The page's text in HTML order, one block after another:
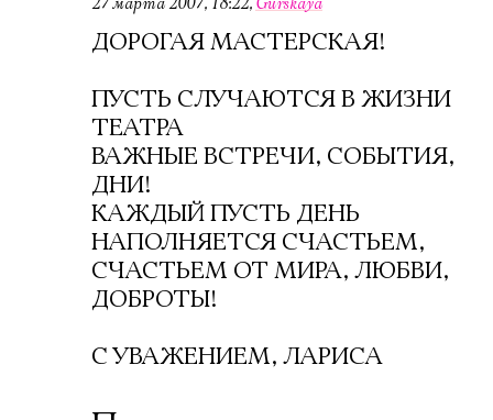
ДОРОГАЯ МАСТЕРСКАЯ!
ПУСТЬ СЛУЧАЮТСЯ В ЖИЗНИ
ТЕАТРА
ВАЖНЫЕ ВСТРЕЧИ, СОБЫТИЯ,
ДНИ!
КАЖДЫЙ ПУСТЬ ДЕНЬ
НАПОЛНЯЕТСЯ СЧАСТЬЕМ,
СЧАСТЬЕМ ОТ МИРА, ЛЮБВИ,
ДОБРОТЫ!
С УВАЖЕНИЕМ, ЛАРИСА